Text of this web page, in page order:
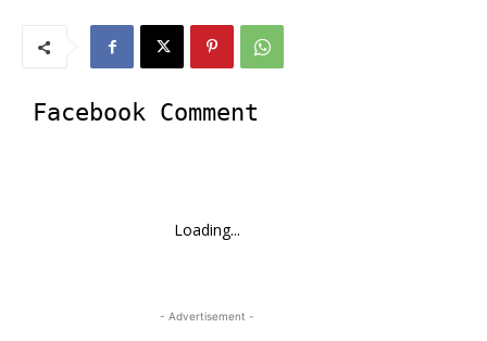
Facebook Comment
Loading...
- Advertisement -